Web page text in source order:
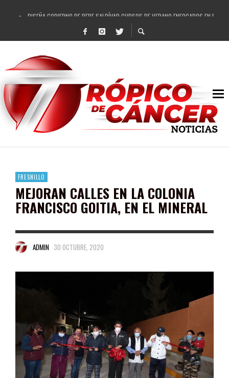
DISEÑA GOBIERNO DE PEPE SALDÍVAR CURSOS DE VERANO ENFOCADOS EN
REFRENDAN LOS 28 DELEGADOS Y 14 COMISARIADOS DE GUADALUPE APOYO A
FORTALECE GOBIERNO DE PEPE SALDÍVAR LA EDUCACIÓN EN LA ZACATECANA
GOBIERNO DE PEPE SALDÍVAR Y GRUPO FEMSA GENERAN MÁS DE 3 MIL EMPLEOS
CUARTA FERIA EXPO AGROPECUARIA TRAJO BENEFICIO DIRECTO A GUADALUPE:
RECONOCE PEPE SALDÍVAR A ARTISTA ZACATECANA VICTORIA HERNÁNDEZ
EGRESA GOBIERNO DE PEPE SALDÍVAR A 500 NUEVAS EMPRESARIAS
SON MUJERES GUADALUPENSES PRINCIPALES BENEFICIADAS DEL PROGRAMA
FRESNILLO
MEJORAN CALLES EN LA COLONIA
FRANCISCO GOITIA, EN EL MINERAL
ADMIN 30 OCTUBRE, 2020